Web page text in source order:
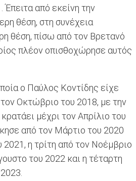
από εκείνη την
θέση, στη συνέχεια
θέση, πίσω από τον Βρετανό
πλέον οπισθοχώρησε αυτός
ο Παύλος Κοντίδης είχε
Οκτώβριο του 2018, με την
μέχρι τον Απρίλιο του
από τον Μάρτιο του 2020
2021, η τρίτη από τον Νοέμβριο
του 2022 και η τέταρτη